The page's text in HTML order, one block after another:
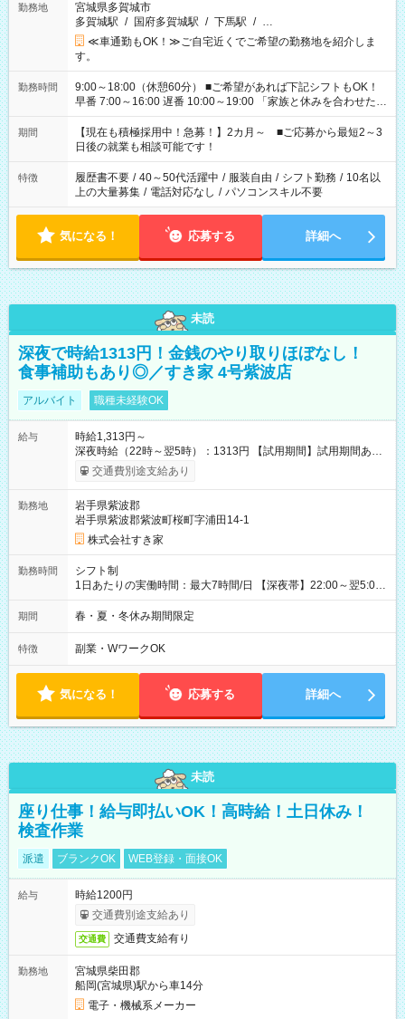
勤務地
宮城県多賀城市
多賀城駅 / 国府多賀城駅 / 下馬駅 / …
≪車通勤もOK！≫ご自宅近くでご希望の勤務地を紹介しま
す。
勤務時間
9:00～18:00（休憩60分） ■ご希望があれば下記シフトもOK！
早番 7:00～16:00 遅番 10:00～19:00 「家族と休みを合わせた
い」 「余裕を持って夕飯の準備がしたい」 「できれば残業はし
たくない」 など、ご希望を教えてくださいね。 ※Wワーク希望
の方へ 今ご覧のお仕事で希望する勤務時間と、もう1つのお仕事
の勤務時間。 合計で週40時間を超える場合は応募できません。
期間
【現在も積極採用中！急募！】2カ月～ ■ご応募から最短2～3
日後の就業も相談可能です！
特徴 履歴書不要 / 40～50代活躍中 / 服装自由 / シフト勤務 / 10名以
上の大量募集 / 電話対応なし / パソコンスキル不要
気になる！ 応募する 詳細へ
未読
深夜で時給1313円！金銭のやり取りほぼなし！
食事補助もあり◎／すき家 4号紫波店
アルバイト 職種未経験OK
給与
時給1,313円～
深夜時給（22時～翌5時）：1313円 【試用期間】試用期間あり
試用期間の長さ：1ヶ月 雇用形態、給与は本採用時と同じです。
試用期間の実態は30日（※条件変更なし）ですが、切り上げで
同時給）
交通費別途支給あり
勤務地
岩手県紫波郡
岩手県紫波郡紫波町桜町字浦田14-1
株式会社すき家
勤務時間
シフト制
1日あたりの実働時間：最大7時間/日 【深夜帯】22:00～翌5:00
週2日～・1日2h～OK◎ ※22:00から翌5:00までは18歳以上の方
のみ勤務可能です（18歳未満の深夜業務禁止のため） ★深夜で
す。 必ず、2名以上での勤務を行いますので、安心して働けま
す。
期間 春・夏・冬休み期間限定
特徴 副業・WワークOK
気になる！ 応募する 詳細へ
未読
座り仕事！給与即払いOK！高時給！土日休み！
検査作業
派遣 ブランクOK WEB登録・面接OK
給与
時給1200円
交通費別途支給あり
交通費 交通費支給有り
勤務地
宮城県柴田郡
船岡(宮城県)駅から車14分
電子・機械系メーカー